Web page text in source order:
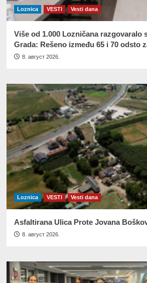
Loznica VESTI Vesti dana
Više od 1.000 Lozničana razgovaralo
Grada: Rešeno između 65 i 70 odsto
8. август 2026.
Loznica VESTI Vesti dana
Asfaltirana Ulica Prote Jovana
8. август 2026.